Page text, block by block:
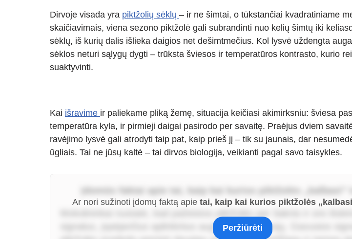
Dirvoje visada yra piktžolių sėklų – ir ne šimtai, o tūkstančiai kvadratiniame
skaičiavimais, viena sezono piktžolė gali subrandinti nuo kelių šimtų iki
sėklų, iš kurių dalis išlieka daigios net dešimtmečius. Kol lysvė uždengta
sėklos neturi sąlygų dygti – trūksta šviesos ir temperatūros kontrasto, kurio
suaktyvinti.
Kai išravime ir paliekame pliką žemę, situacija keičiasi akimirksniu: šviesa
temperatūra kyla, ir pirmieji daigai pasirodo per savaitę. Praėjus dviem
ravėjimo lysvė gali atrodyti taip pat, kaip prieš jį – tik su jaunais, dar
ūgliais. Tai ne jūsų kaltė – tai dirvos biologija, veikianti pagal savo taisykles.
Įdomūs faktai apie tai, kaip kai kurios piktžolės „kalbasi“
signalus, įspėjančius aplinkinius augalus apie pavojų. Gavusios
Ar nori sužinoti įdomų faktą apie tai, kaip kai kurios piktžolės
Peržiūrėti